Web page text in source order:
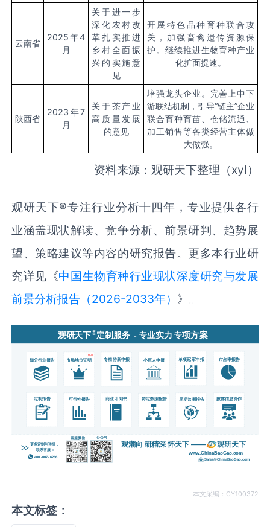
云南省
2025年4
月
关于进一步
深化农村改
革扎实推进
乡村全面振
兴的实施意
见
开展特色品种育种联合攻
关，加强畜禽遗传资源保
护。继续推进生物育种产业
化扩面提速。
陕西省
2023 年7
月
关于茶产业
高质量发展
的意见
培强龙头企业。完善上中下
游联结机制，引导“链主”企业
联合育种育苗、仓储流通、
加工销售等各类经营主体做
大做强。
资料来源：观研天下整理（xyl）
观研天下®专注行业分析十四年，专业提供各行
业涵盖现状解读、竞争分析、前景研判、趋势展
望、策略建议等内容的研究报告。更多本行业研
究详见《中国‌‌生物育种‌‌行业现状深度研究与发展
前景分析报告（2026-2033年） 》。
本文采编：CY100372
本文标签：